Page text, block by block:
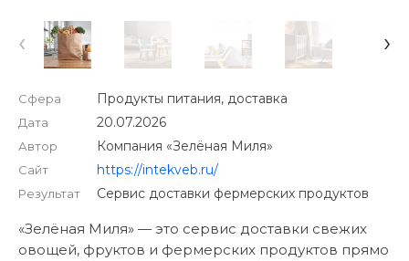
‹ ›
Сфера
Дата
Автор
Сайт
Результат
Продукты питания, доставка
20.07.2026
Компания «Зелёная Миля»
https://intekveb.ru/
Сервис доставки фермерских продуктов
«Зелёная Миля» — это сервис доставки свежих
овощей, фруктов и фермерских продуктов прямо